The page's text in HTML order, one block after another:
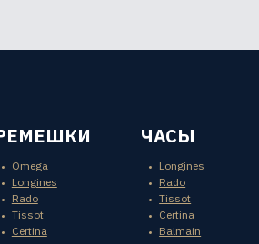
Omega
Longines
Rado
Tissot
Certina
ЧАСЫ
Longines
Rado
Tissot
Certina
Balmain